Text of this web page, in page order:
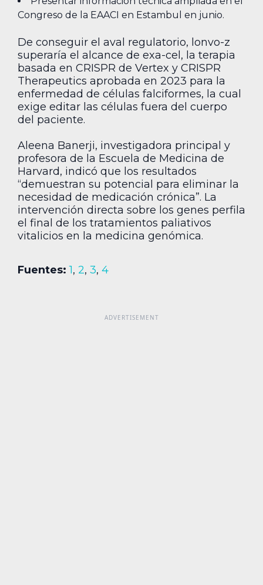
Congreso de la EAACI en Estambul en junio.
De conseguir el aval regulatorio, lonvo-z
superaría el alcance de exa-cel, la terapia
basada en CRISPR de Vertex y CRISPR
Therapeutics aprobada en 2023 para la
enfermedad de células falciformes, la cual
exige editar las células fuera del cuerpo
del paciente.
Aleena Banerji, investigadora principal y
profesora de la Escuela de Medicina de
Harvard, indicó que los resultados
“demuestran su potencial para eliminar la
necesidad de medicación crónica”. La
intervención directa sobre los genes perfila
el final de los tratamientos paliativos
vitalicios en la medicina genómica.
Fuentes: 1, 2, 3, 4